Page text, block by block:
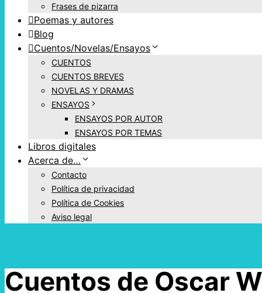
Frases de pizarra
Poemas y autores
Blog
Cuentos/Novelas/Ensayos
CUENTOS
CUENTOS BREVES
NOVELAS Y DRAMAS
ENSAYOS
ENSAYOS POR AUTOR
ENSAYOS POR TEMAS
Libros digitales
Acerca de…
Contacto
Política de privacidad
Política de Cookies
Aviso legal
Cuentos de Oscar